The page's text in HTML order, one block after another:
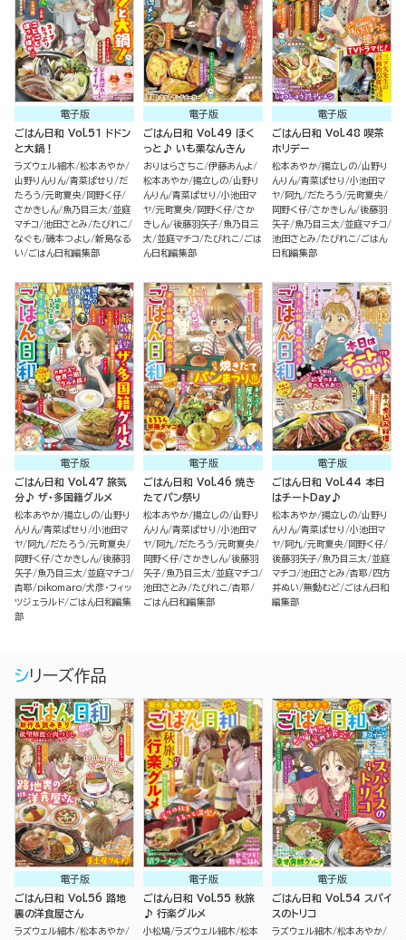
電子版
ごはん日和 Vol.51 ドドン
と大鍋！
ラズウェル細木 松本あやか
山野りんりん 青菜ぱせり
だ
たろう 元町夏央 岡野く仔
さかきしん 魚乃目三太
並庭
マチコ 池田さとみ たびれこ
なぐも 磯本つよし 新島なる
い
ごはん日和編集部
電子版
ごはん日和 Vol.49 ほく
っと♪ いも栗なんきん
おりはらさちこ 伊藤あんよ
松本あやか 揚立しの 山野り
んりん 青菜ぱせり
小池田マ
ヤ 元町夏央 岡野く仔 さか
きしん 後藤羽矢子 魚乃目三
太
並庭マチコ たびれこ
ごは
ん日和編集部
電子版
ごはん日和 Vol.48 喫茶
ホリデー
松本あやか 揚立しの 山野り
んりん 青菜ぱせり
小池田マ
ヤ 阿九 だたろう 元町夏央
岡野く仔 さかきしん 後藤羽
矢子 魚乃目三太
並庭マチコ
池田さとみ たびれこ
ごはん
日和編集部
電子版
ごはん日和 Vol.47 旅気
分♪ ザ・多国籍グルメ
松本あやか 揚立しの 山野り
んりん 青菜ぱせり
小池田マ
ヤ 阿九 だたろう 元町夏央
岡野く仔 さかきしん 後藤羽
矢子 魚乃目三太
並庭マチコ
杏耶
pikomaro 犬彦・フィッ
ツジェラルド ごはん日和編集
部
電子版
ごはん日和 Vol.46 焼き
たてパン祭り
松本あやか 揚立しの 山野り
んりん 青菜ぱせり
小池田マ
ヤ 阿九 だたろう 元町夏央
岡野く仔 さかきしん 後藤羽
矢子 魚乃目三太
並庭マチコ
池田さとみ たびれこ 杏耶
ごはん日和編集部
電子版
ごはん日和 Vol.44 本日
はチートDay♪
松本あやか 揚立しの 山野り
んりん 青菜ぱせり
小池田マ
ヤ 阿九 元町夏央 岡野く仔
後藤羽矢子 魚乃目三太
並庭
マチコ 池田さとみ 杏耶
四方
井ぬい 無動むど ごはん日和
編集部
シリーズ作品
電子版
ごはん日和 Vol.56 路地
裏の洋食屋さん
ラズウェル細木 松本あやか
電子版
ごはん日和 Vol.55 秋旅
♪ 行楽グルメ
小松鳩 ラズウェル細木 松本
電子版
ごはん日和 Vol.54 スパイ
スのトリコ
ラズウェル細木 松本あやか